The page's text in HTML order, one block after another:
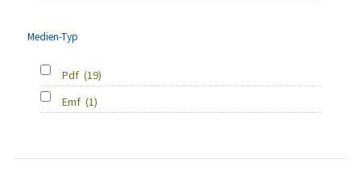
Medien-Typ
Pdf (19)
Emf (1)